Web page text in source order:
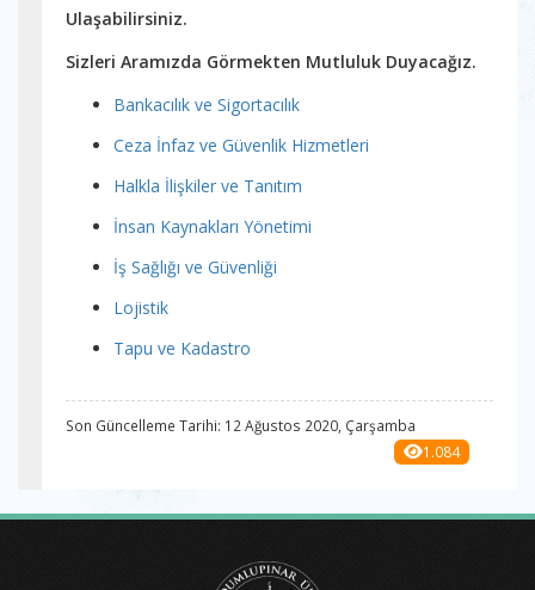
Ulaşabilirsiniz.
Sizleri Aramızda Görmekten Mutluluk Duyacağız.
Bankacılık ve Sigortacılık
Ceza İnfaz ve Güvenlik Hizmetleri
Halkla İlişkiler ve Tanıtım
İnsan Kaynakları Yönetimi
İş Sağlığı ve Güvenliği
Lojistik
Tapu ve Kadastro
Son Güncelleme Tarihi: 12 Ağustos 2020, Çarşamba
1.084